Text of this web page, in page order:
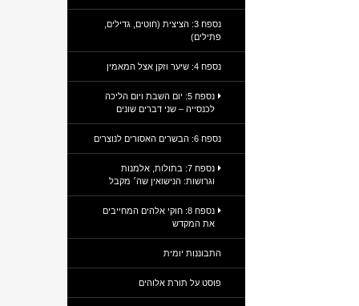
נספח 3: הציצית (חוטים, גדילים,
פתילים)
נספח 4: שיער וזקן אצל המאמין
נספח 5: יום השבת ויום הליכה
לכנסייה – שני דברים שונים
נספח 6: הבשרים האסורים לנוצרים
נספח 7: בתולות, אלמנות
וגרושות: הנישואין שה׳ מקבל
נספח 8: חוקי אלהים המחייבים
את המקדש
התבוננות יומית
פוסט על תורת אלוהים